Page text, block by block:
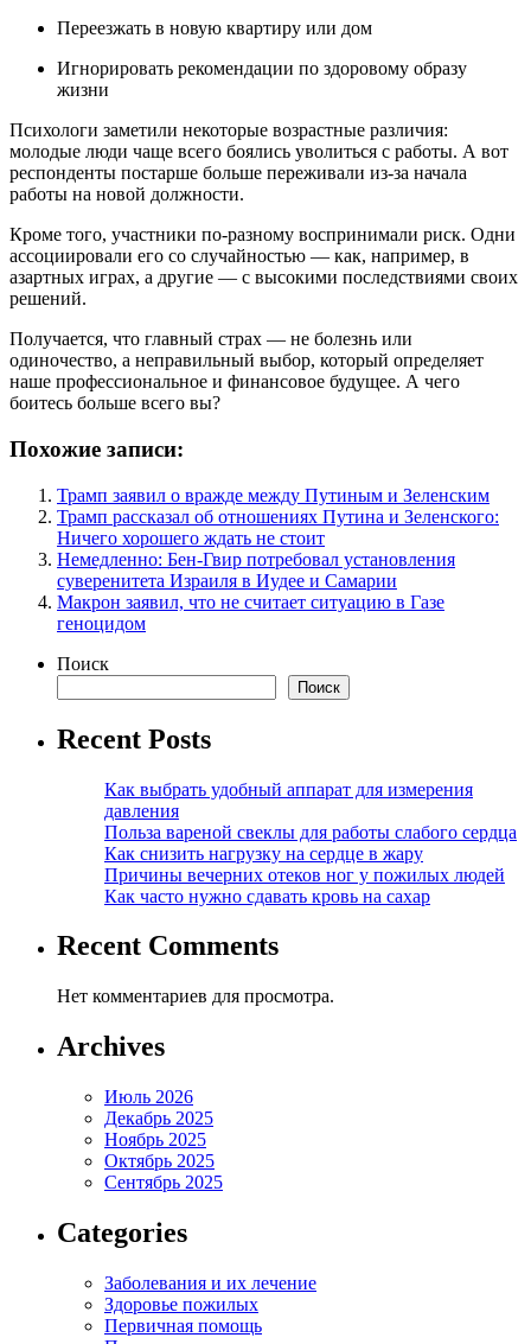
Переезжать в новую квартиру или дом
Игнорировать рекомендации по здоровому образу
жизни
Психологи заметили некоторые возрастные различия:
молодые люди чаще всего боялись уволиться с работы. А вот
респонденты постарше больше переживали из-за начала
работы на новой должности.
Кроме того, участники по-разному воспринимали риск. Одни
ассоциировали его со случайностью — как, например, в
азартных играх, а другие — с высокими последствиями своих
решений.
Получается, что главный страх — не болезнь или
одиночество, а неправильный выбор, который определяет
наше профессиональное и финансовое будущее. А чего
боитесь больше всего вы?
Похожие записи:
Трамп заявил о вражде между Путиным и Зеленским
Трамп рассказал об отношениях Путина и Зеленского:
Ничего хорошего ждать не стоит
Немедленно: Бен-Гвир потребовал установления
суверенитета Израиля в Иудее и Самарии
Макрон заявил, что не считает ситуацию в Газе
геноцидом
Поиск
Поиск
Recent Posts
Как выбрать удобный аппарат для измерения
давления
Польза вареной свеклы для работы слабого сердца
Как снизить нагрузку на сердце в жару
Причины вечерних отеков ног у пожилых людей
Как часто нужно сдавать кровь на сахар
Recent Comments
Нет комментариев для просмотра.
Archives
Июль 2026
Декабрь 2025
Ноябрь 2025
Октябрь 2025
Сентябрь 2025
Categories
Заболевания и их лечение
Здоровье пожилых
Первичная помощь